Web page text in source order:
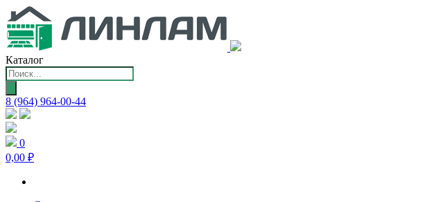
Каталог
Поиск
товаров
8 (964) 964-00-44
0
0,00 ₽